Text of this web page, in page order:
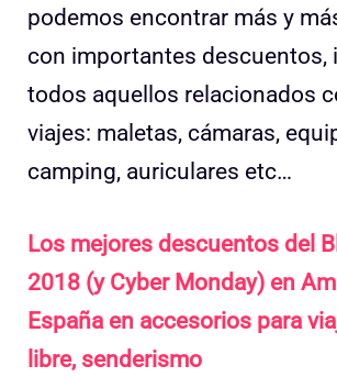
podemos encontrar más y
con importantes descuentos,
todos aquellos relacionados
viajes: maletas, cámaras,
camping, auriculares etc…
Los mejores descuentos del
2018 (y Cyber Monday) en
España en accesorios para
libre, senderismo